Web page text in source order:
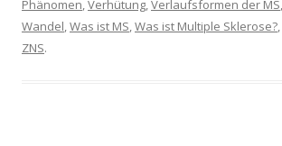
Phänomen,Verhütung,Verlaufsformen der MS,
Wandel,Was ist MS,Was ist Multiple Sklerose?,
ZNS.